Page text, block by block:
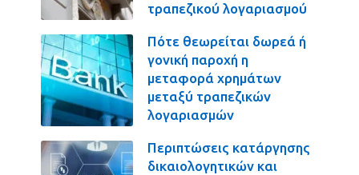
τραπεζικού λογαριασμού
Πότε θεωρείται δωρεά ή
γονική παροχή η
μεταφορά χρημάτων
μεταξύ τραπεζικών
λογαριασμών
Περιπτώσεις κατάργησης
δικαιολογητικών και